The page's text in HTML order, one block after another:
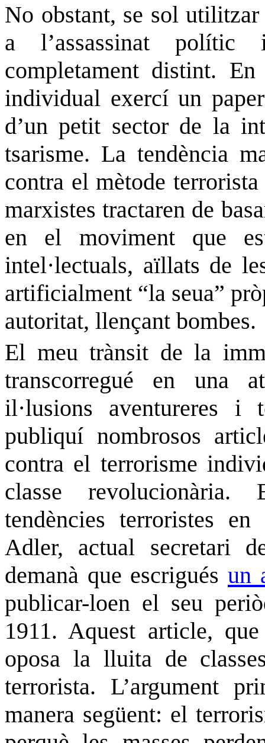
No obstant, se sol
a l’assassinat
completament distint.
individual exercíun
d’un petit sector de la
tsarisme. La tendència
contra el mètode
marxistes tractaren de
en el moviment que
intel·lectuals, aïllats de
artificialment “la seua”
autoritat, llençant bombes.
El meu trànsit de la
transcorregué en una
il·lusions aventureres i
publiquí nombrosos
contra el terrorisme
classe revolucionària.
tendències terroristes
Adler, actual secretari
demanà que escrigués un
publicar-loen el seu
1911. Aquest article,
oposa la lluita de
terrorista. L’argument
manera següent: el